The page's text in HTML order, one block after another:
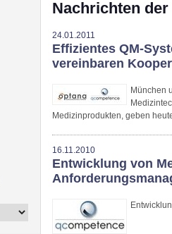
Nachrichten
24.01.2011
Effizientes QM-
vereinbaren
München
Medizinprodukten, geben
16.11.2010
Entwicklung von